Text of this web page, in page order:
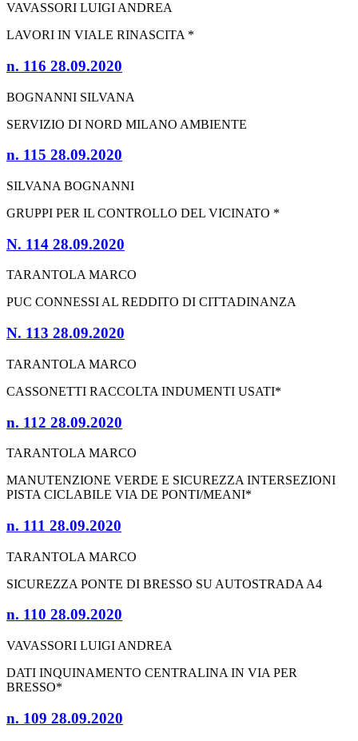
VAVASSORI LUIGI ANDREA
LAVORI IN VIALE RINASCITA *
n. 116 28.09.2020
BOGNANNI SILVANA
SERVIZIO DI NORD MILANO AMBIENTE
n. 115 28.09.2020
SILVANA BOGNANNI
GRUPPI PER IL CONTROLLO DEL VICINATO *
N. 114 28.09.2020
TARANTOLA MARCO
PUC CONNESSI AL REDDITO DI CITTADINANZA
N. 113 28.09.2020
TARANTOLA MARCO
CASSONETTI RACCOLTA INDUMENTI USATI*
n. 112 28.09.2020
TARANTOLA MARCO
MANUTENZIONE VERDE E SICUREZZA INTERSEZIONI
PISTA CICLABILE VIA DE PONTI/MEANI*
n. 111 28.09.2020
TARANTOLA MARCO
SICUREZZA PONTE DI BRESSO SU AUTOSTRADA A4
n. 110 28.09.2020
VAVASSORI LUIGI ANDREA
DATI INQUINAMENTO CENTRALINA IN VIA PER
BRESSO*
n. 109 28.09.2020